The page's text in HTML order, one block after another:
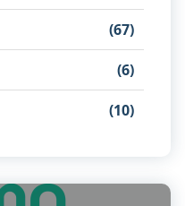
(67)
(6)
(10)